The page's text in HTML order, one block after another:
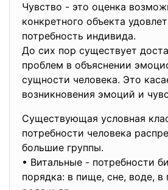
Чувство - это оценка
конкретного объекта
потребность индивида.
До сих пор существует
проблем в объяснении
сущности человека. Это
возникновения эмоций и
Существующая условная
потребности человека
большие группы.
• Витальные - потребности
порядка: в пище, сне, воде,